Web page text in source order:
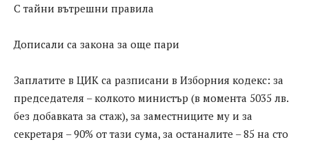
С тайни вътрешни правила
Дописали са закона за още пари
Заплатите в ЦИК са разписани в Изборния кодекс: за
председателя – колкото министър (в момента 5035 лв.
без добавката за стаж), за заместниците му и за
секретаря – 90% от тази сума, за останалите – 85 на сто